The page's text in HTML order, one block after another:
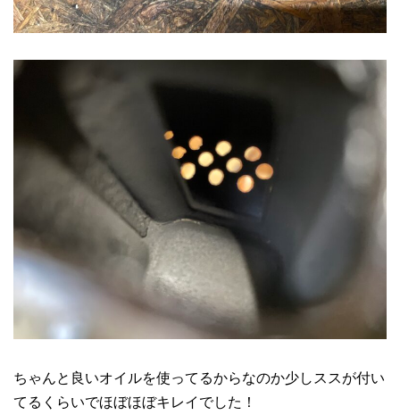
ちゃんと良いオイルを使ってるからなのか少しススが付い
てるくらいでほぼほぼキレイでした！